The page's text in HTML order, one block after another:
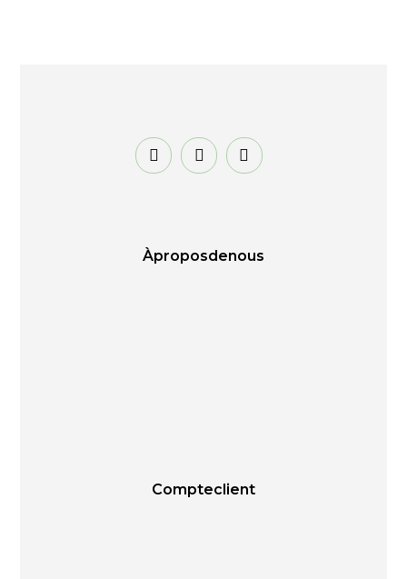
À propos de nous
Compte client